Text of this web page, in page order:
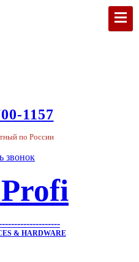
1157
по России
звонок
Profi
& HАRDWARE